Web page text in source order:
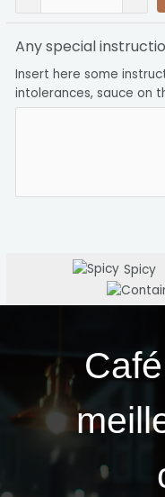
Any special
Insert here some
intolerances, sauce on
Spicy